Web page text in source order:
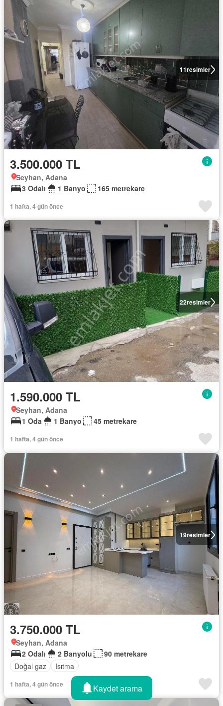
11resimler
3.500.000 TL
Seyhan, Adana
3 Odalı
1 Banyo 165 metrekare
1 hafta, 4 gün önce
22resimler
1.590.000 TL
Seyhan, Adana
1 Oda
1 Banyo 45 metrekare
1 hafta, 4 gün önce
19resimler
3.750.000 TL
Seyhan, Adana
2 Odalı
2 Banyolu
90 metrekare
Doğal gaz
Isıtma
1 hafta, 4 gün önce Kaydet arama